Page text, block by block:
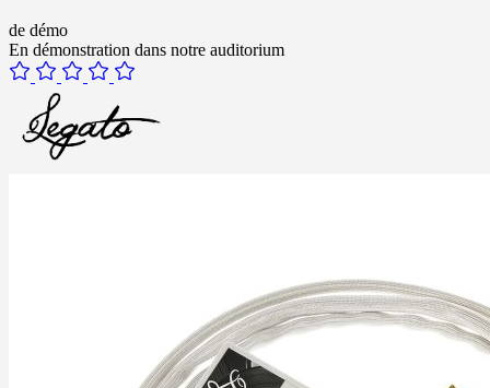
de démo
En démonstration dans notre auditorium